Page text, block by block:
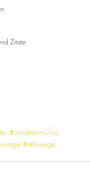
Zitate
#zuraltenmühle
#rehwege